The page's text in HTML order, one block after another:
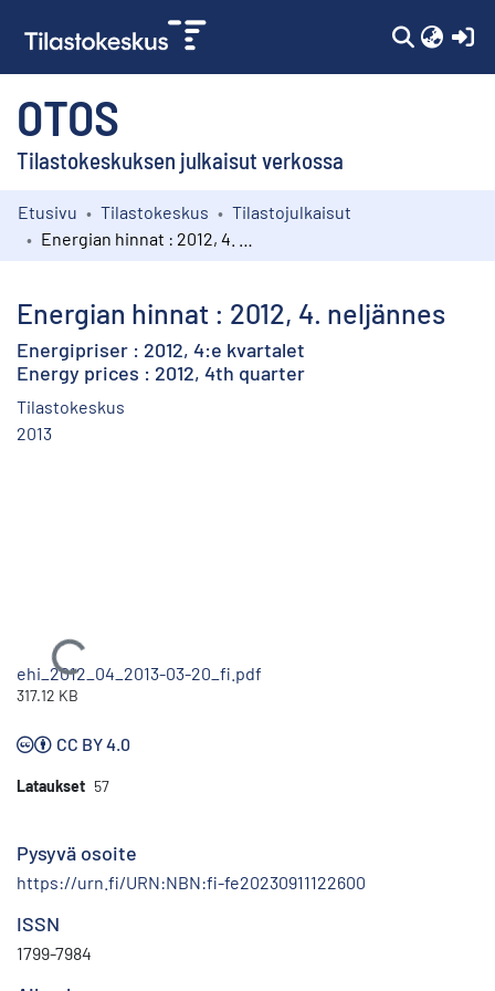
OTOS
Tilastokeskuksen julkaisut verkossa
Kokoelmat
Etusivu Tilastokeskus
Tilastojulkaisut
Energian hinnat : 2012, 4. neljännes
Energipriser : 2012, 4:e kvartalet
Energy prices : 2012, 4th quarter
Tilastokeskus
2013
Ladataan...
ehi_2012_04_2013-03-20_fi.pdf
317.12 KB
CC BY 4.0
Lataukset 57
Pysyvä osoite
https://urn.fi/URN:NBN:fi-fe20230911122600
ISSN
1799-7984